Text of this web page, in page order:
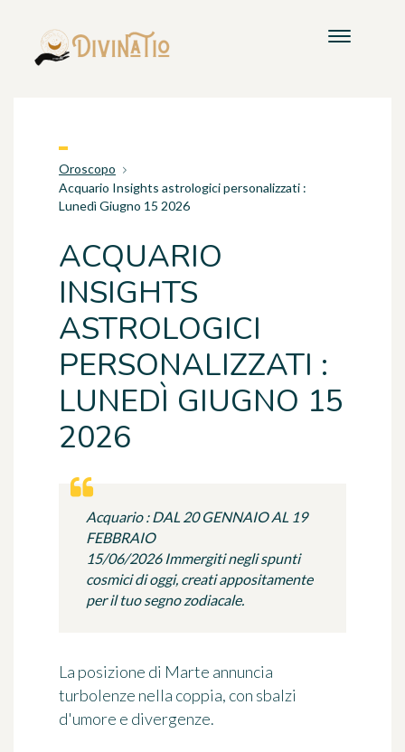
Oroscopo
Acquario Insights astrologici personalizzati :
Lunedì Giugno 15 2026
ACQUARIO
INSIGHTS
ASTROLOGICI
PERSONALIZZATI :
LUNEDÌ GIUGNO 15
2026
Acquario : DAL 20 GENNAIO AL 19
FEBBRAIO
15/06/2026 Immergiti negli spunti
cosmici di oggi, creati appositamente
per il tuo segno zodiacale.
La posizione di Marte annuncia
turbolenze nella coppia, con sbalzi
d'umore e divergenze.